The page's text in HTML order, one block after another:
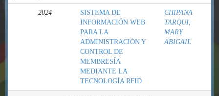
2024
SISTEMA DE
INFORMACIÓN WEB
PARA LA
ADMINISTRACIÓN Y
CONTROL DE
MEMBRESÍA
MEDIANTE LA
TECNOLOGÍA RFID
CHIPANA
TARQUI,
MARY
ABIGAIL